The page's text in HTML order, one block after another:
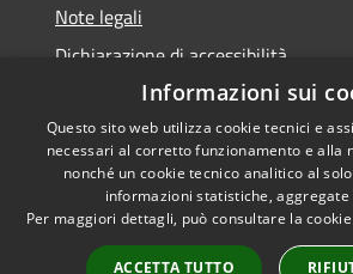
Note legali
Dichiarazione di accessibilità
Accessibilità
Privacy
Monte
Informazioni sui
Questo sito web utilizza cookie tecnici e
necessari al corretto funzionamento e alla
nonché un cookie tecnico analitico al
informazioni statistiche, aggregate
Per maggiori dettagli, può consultare la
ACCETTA TUTTO